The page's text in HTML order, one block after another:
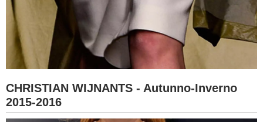
CHRISTIAN WIJNANTS - Autunno-Inverno
2015-2016